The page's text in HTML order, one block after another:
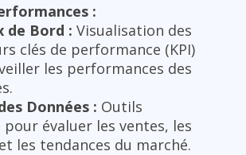
:
de Bord : Visualisation des
clés de performance (KPI)
les performances des
Données : Outils
pour évaluer les ventes, les
les tendances du marché.